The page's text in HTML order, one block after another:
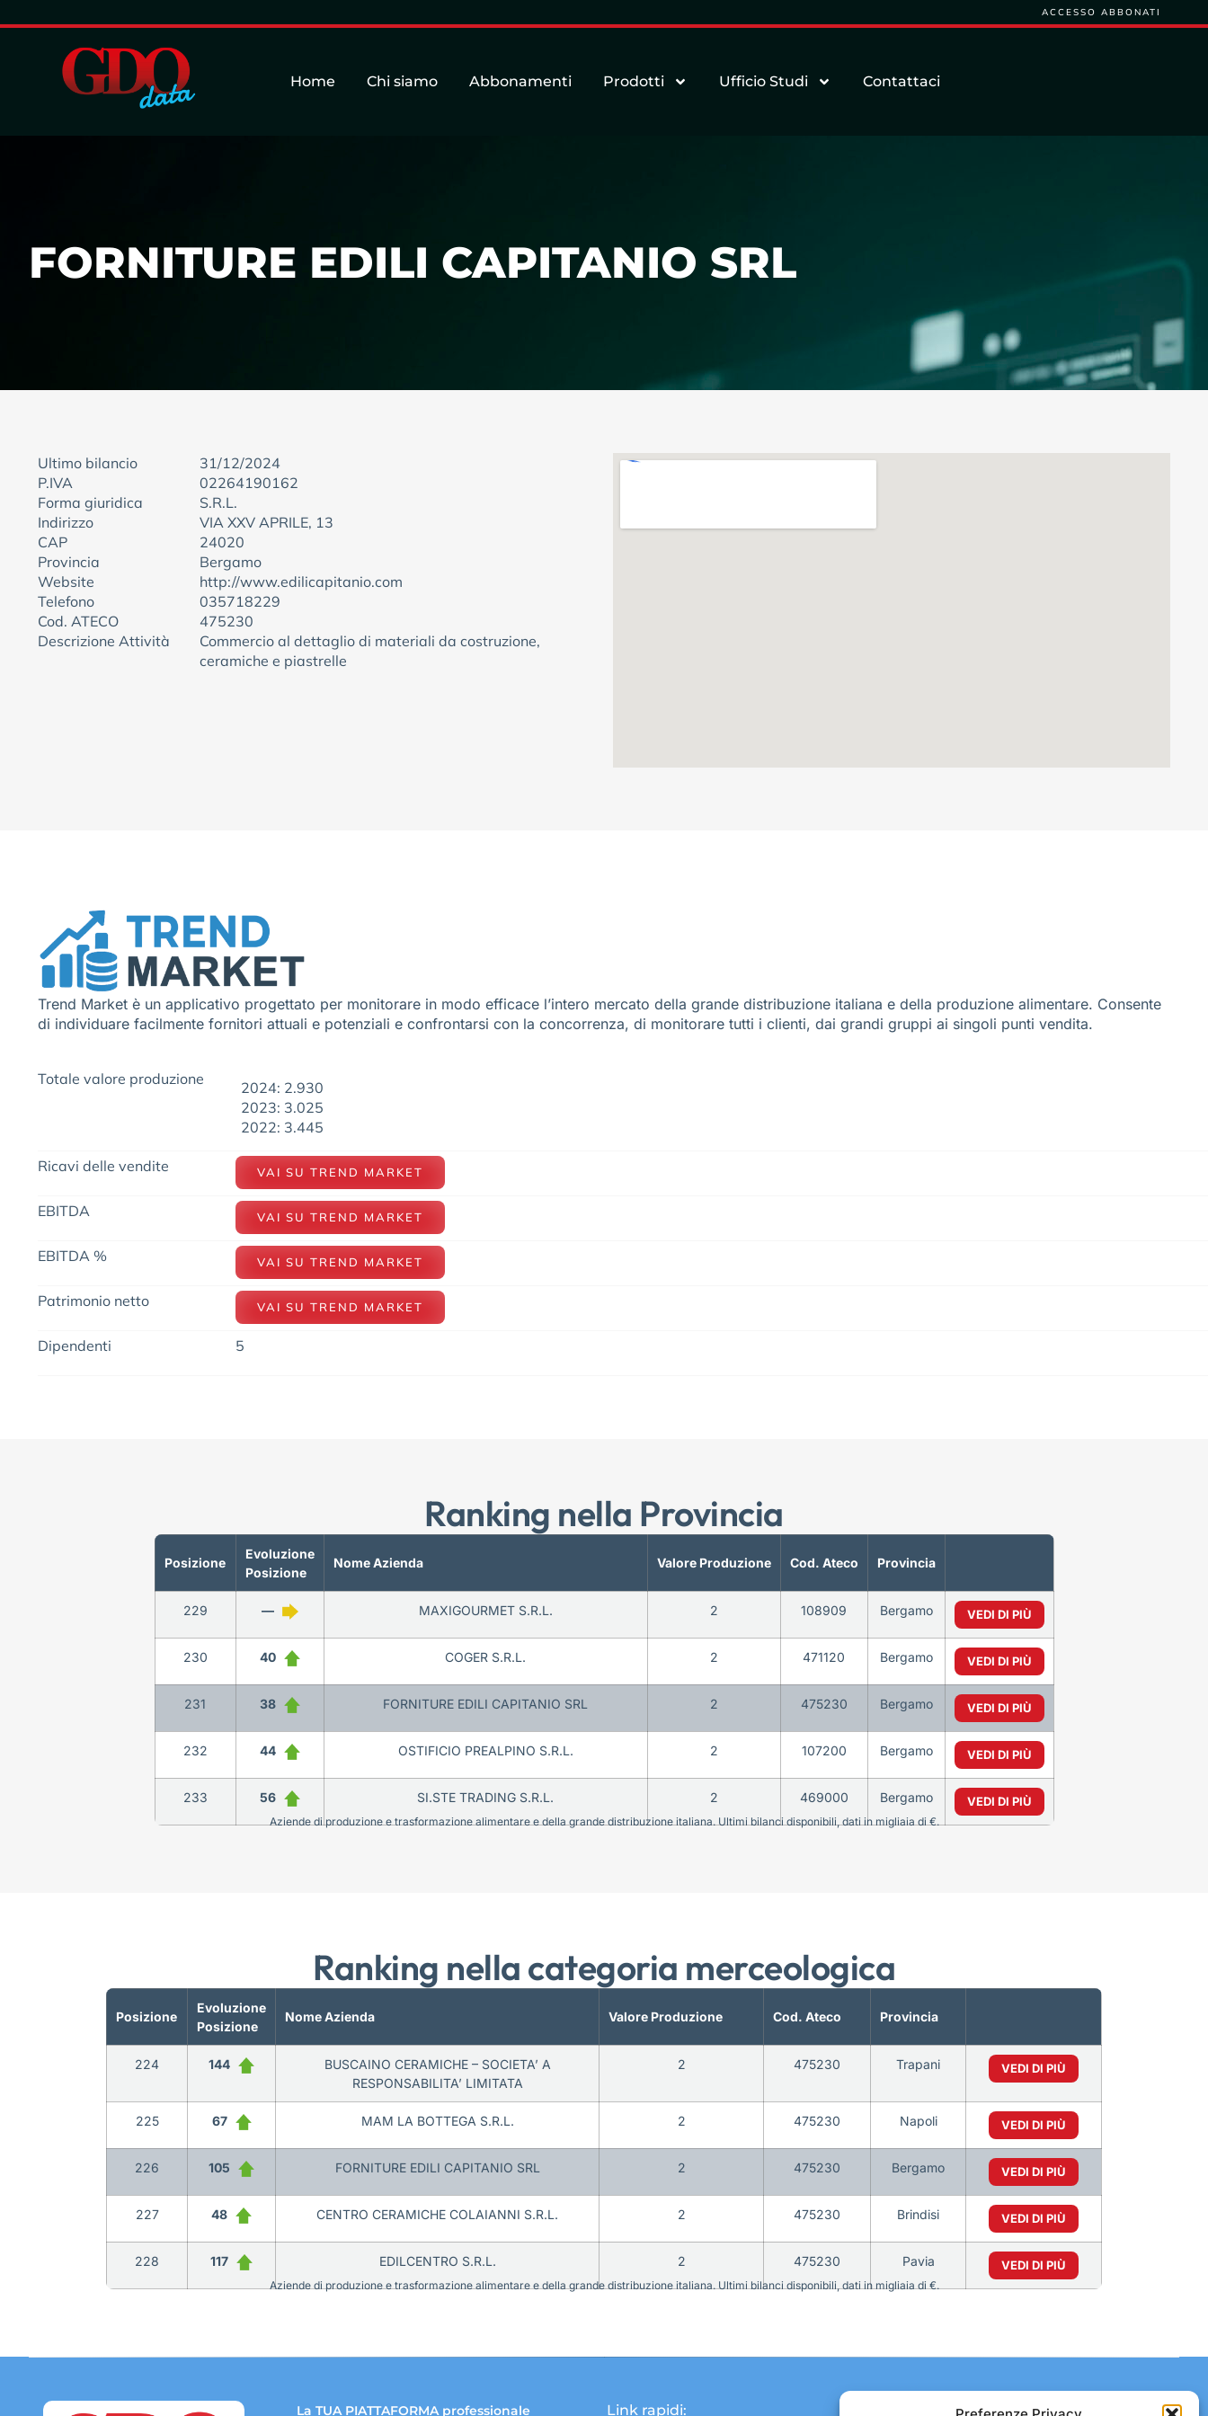
ACCESSO ABBONATI
Home Chi siamo Abbonamenti Prodotti Ufficio Studi Contattaci
FORNITURE EDILI CAPITANIO SRL
Ultimo bilancio
31/12/2024
P.IVA
02264190162
Forma giuridica
S.R.L.
Indirizzo
VIA XXV APRILE, 13
CAP
24020
Provincia
Bergamo
Website
http://www.edilicapitanio.com
Telefono
035718229
Cod. ATECO
475230
Descrizione Attività
Commercio al dettaglio di materiali da costruzione,
ceramiche e piastrelle
Trend Market è un applicativo progettato per monitorare in modo efficace l’intero mercato della grande distribuzione italiana e della produzione alimentare. Consente
di individuare facilmente fornitori attuali e potenziali e confrontarsi con la concorrenza, di monitorare tutti i clienti, dai grandi gruppi ai singoli punti vendita.
Totale valore produzione
2024: 2.930
2023: 3.025
2022: 3.445
Ricavi delle vendite VAI SU TREND MARKET
EBITDA VAI SU TREND MARKET
EBITDA % VAI SU TREND MARKET
Patrimonio netto VAI SU TREND MARKET
Dipendenti 5
Ranking nella Provincia
Posizione
Evoluzione
Posizione
Nome Azienda Valore Produzione Cod. Ateco Provincia
229 — MAXIGOURMET S.R.L. 2 108909 Bergamo VEDI DI PIÙ
230 40 COGER S.R.L. 2 471120 Bergamo VEDI DI PIÙ
231 38 FORNITURE EDILI CAPITANIO SRL 2 475230 Bergamo VEDI DI PIÙ
232 44 OSTIFICIO PREALPINO S.R.L. 2 107200 Bergamo VEDI DI PIÙ
233 56 SI.STE TRADING S.R.L. 2 469000 Bergamo VEDI DI PIÙ
Aziende di produzione e trasformazione alimentare e della grande distribuzione italiana. Ultimi bilanci disponibili, dati in migliaia di €.
Ranking nella categoria merceologica
Posizione
Evoluzione
Posizione
Nome Azienda Valore Produzione Cod. Ateco Provincia
224 144
BUSCAINO CERAMICHE – SOCIETA’ A
RESPONSABILITA’ LIMITATA
2 475230 Trapani VEDI DI PIÙ
225 67 MAM LA BOTTEGA S.R.L. 2 475230 Napoli VEDI DI PIÙ
226 105 FORNITURE EDILI CAPITANIO SRL 2 475230 Bergamo VEDI DI PIÙ
227 48 CENTRO CERAMICHE COLAIANNI S.R.L. 2 475230 Brindisi VEDI DI PIÙ
228 117 EDILCENTRO S.R.L. 2 475230 Pavia VEDI DI PIÙ
Aziende di produzione e trasformazione alimentare e della grande distribuzione italiana. Ultimi bilanci disponibili, dati in migliaia di €.
La TUA PIATTAFORMA professionale Link rapidi: